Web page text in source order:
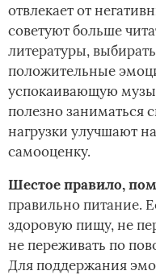
отвлекает от
советуют больше
литературы,
положительные
успокаивающую
полезно заниматься
нагрузки улучшают
самооценку.
Шестое правило,
правильно питание.
здоровую пищу, не
не переживать по
Для поддержания